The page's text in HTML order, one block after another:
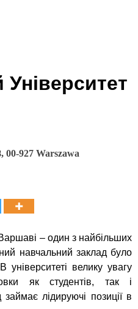
00-927 Warszawa
– один з найбільших
навчальний заклад було
велику увагу
як студентів, так і
лідируючі позиції в